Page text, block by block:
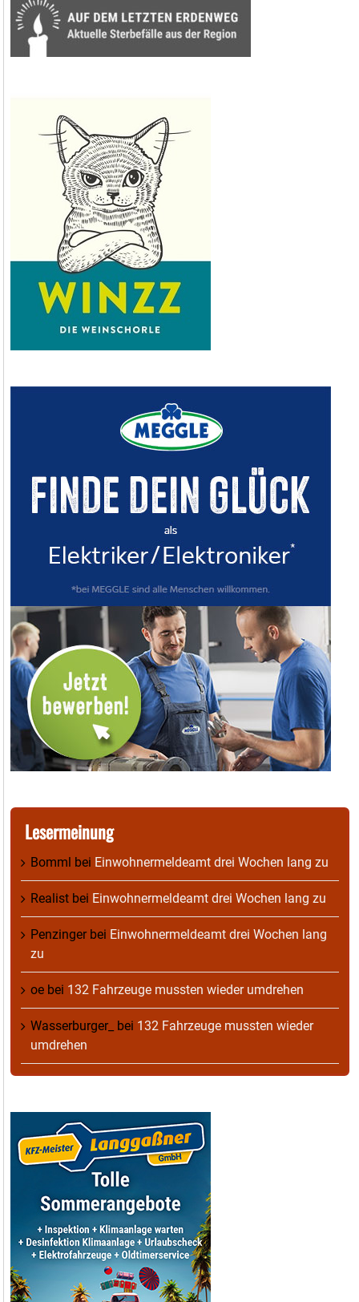
Lesermeinung
Bomml bei Einwohnermeldeamt drei Wochen lang zu
Realist bei Einwohnermeldeamt drei Wochen lang zu
Penzingerbei Einwohnermeldeamt drei Wochen lang
zu
oe bei 132 Fahrzeuge mussten wieder umdrehen
Wasserburger_ bei 132 Fahrzeuge mussten wieder
umdrehen